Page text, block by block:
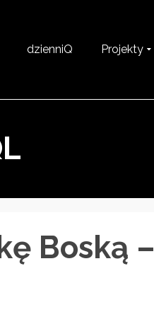
dzienniQ Projekty
Boską –